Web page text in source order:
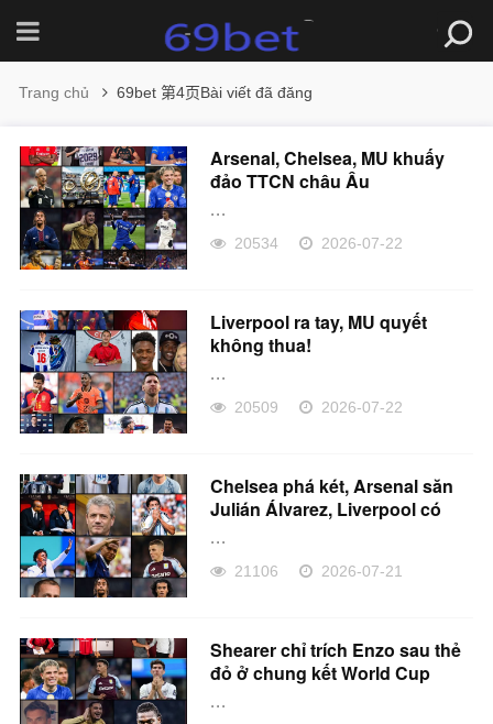
Trang chủ 69bet 第4页Bài viết đã đăng
Arsenal, Chelsea, MU khuấy
đảo TTCN châu Âu
...
20534 2026-07-22
Liverpool ra tay, MU quyết
không thua!
...
20509 2026-07-22
Chelsea phá két, Arsenal săn
Julián Álvarez, Liverpool có
...
21106 2026-07-21
Shearer chỉ trích Enzo sau thẻ
đỏ ở chung kết World Cup
...